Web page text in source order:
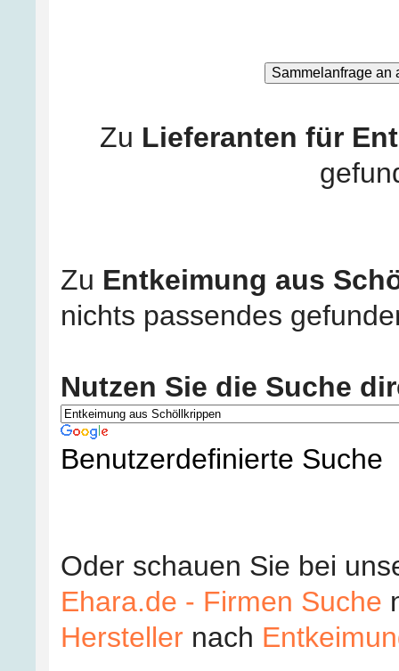
Zu Lieferanten für
Zu Entkeimung aus
nichts passendes
Nutzen Sie die Suche
Benutzerdefinierte Suche
Oder schauen Sie bei
Ehara.de - Firmen Suche
Hersteller nach